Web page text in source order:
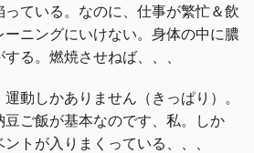
ている。なのに、仕事が繁忙＆飲
ニングにいけない。身体の中に膿
る。燃焼させねば、、、
動しかありません（きっぱり）。
豆ご飯が基本なのです、私。しか
トが入りまくっている、、、